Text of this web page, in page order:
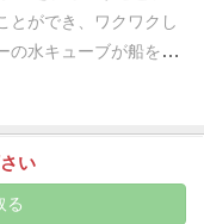
ー１からのんびり構え
頭を悩ませてくれるゲ
ってるし余裕だろうと
来た時は凄い達成感も
通して味わって頂きた
ありご一緒した時はつ
とができ、ワクワクし
の水キューブが船を表
しになったカルタマ
ます。
か、タイミングと決断
ステムが、ストーリー
した。
い
る